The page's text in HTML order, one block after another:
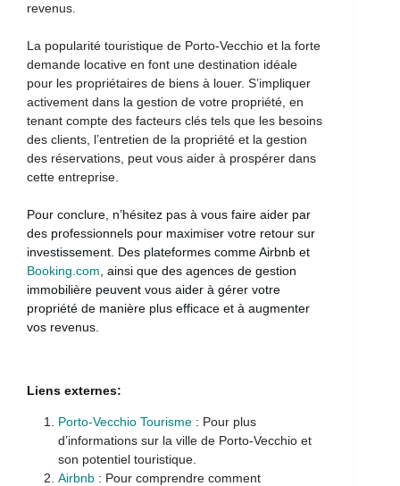
revenus.
La popularité touristique de Porto-Vecchio et la forte
demande locative en font une destination idéale
pour les propriétaires de biens à louer. S’impliquer
activement dans la gestion de votre propriété, en
tenant compte des facteurs clés tels que les besoins
des clients, l’entretien de la propriété et la gestion
des réservations, peut vous aider à prospérer dans
cette entreprise.
Pour conclure, n’hésitez pas à vous faire aider par
des professionnels pour maximiser votre retour sur
investissement. Des plateformes comme Airbnb et
Booking.com , ainsi que des agences de gestion
immobilière peuvent vous aider à gérer votre
propriété de manière plus efficace et à augmenter
vos revenus.
Liens externes:
Porto-Vecchio Tourisme : Pour plus
d’informations sur la ville de Porto-Vecchio et
son potentiel touristique.
Airbnb : Pour comprendre comment